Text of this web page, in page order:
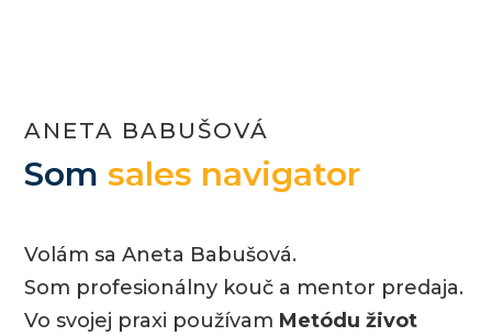
ANETA BABUŠOVÁ
Somsales navigator
Volám sa Aneta Babušová.
Som profesionálny kouč a mentor predaja.
Vo svojej praxi používam Metódu život